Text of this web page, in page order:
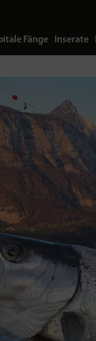
Fänge Inserate